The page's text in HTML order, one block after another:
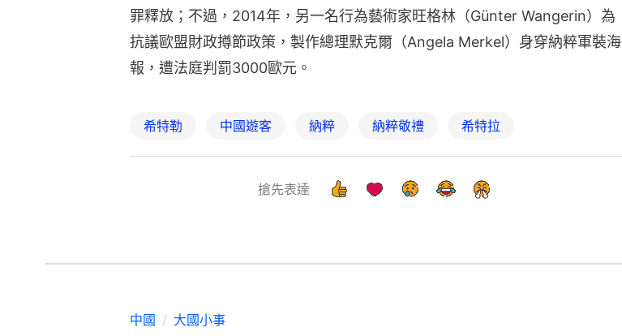
罪釋放；不過，2014年，另一名行為藝術家旺格林（Günter Wangerin）為
抗議歐盟財政撙節政策，製作總理默克爾（Angela Merkel）身穿納粹軍裝海
報，遭法庭判罰3000歐元。
希特勒 中國遊客 納粹 納粹敬禮 希特拉
搶先表達
中國 大國小事